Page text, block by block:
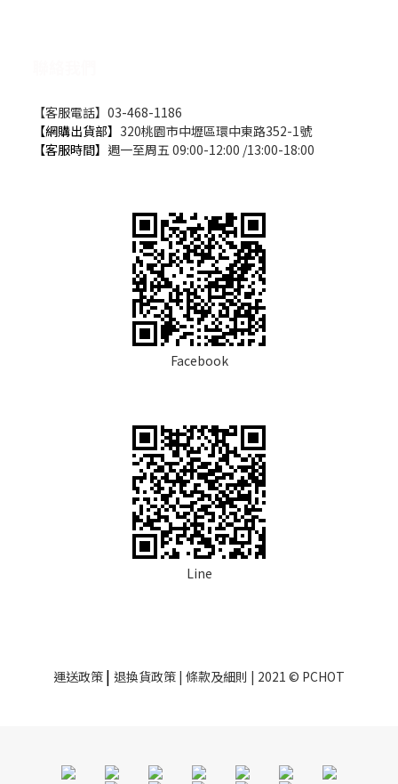
【客服電話】03-468-1186
【網購出貨部】 320桃園市中壢區環中東路352-1號
【客服時間】 週一至周五 09:00-12:00 /13:00-18:00
Facebook
Line
運送政策 | 退換貨政策 | 條款及細則 | 2021 © PCHOT